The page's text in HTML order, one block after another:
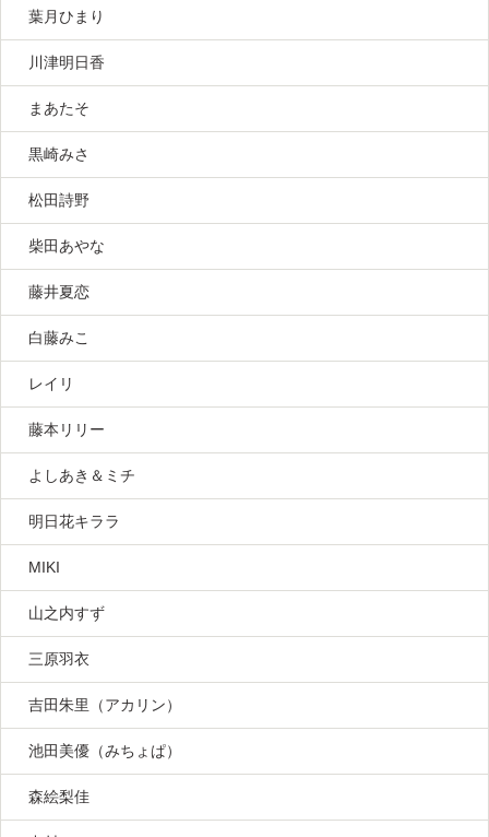
葉月ひまり
川津明日香
まあたそ
黒崎みさ
松田詩野
柴田あやな
藤井夏恋
白藤みこ
レイリ
藤本リリー
よしあき＆ミチ
明日花キララ
MIKI
山之内すず
三原羽衣
吉田朱里（アカリン）
池田美優（みちょぱ）
森絵梨佳